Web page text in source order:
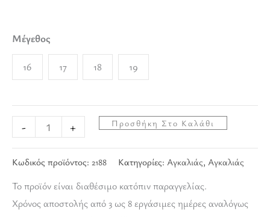
Μέγεθος
16 17 18 19
- + Προσθήκη Στο Καλάθι
Κωδικός προϊόντος: 2188 Κατηγορίες: Αγκαλιάς, Αγκαλιάς
Το προϊόν είναι διαθέσιμο κατόπιν παραγγελίας.
Χρόνος αποστολής από 3 ως 8 εργάσιμες ημέρες αναλόγως